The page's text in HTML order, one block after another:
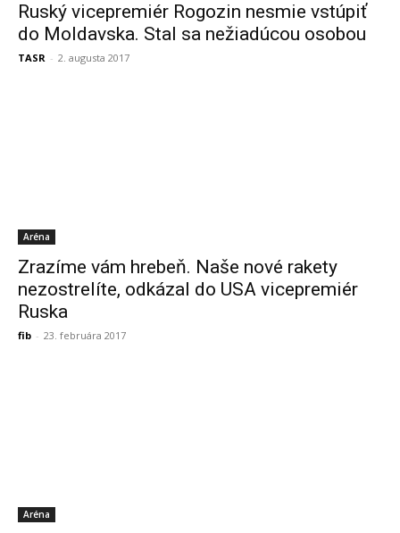
Ruský vicepremiér Rogozin nesmie vstúpiť
do Moldavska. Stal sa nežiadúcou osobou
TASR - 2. augusta 2017
Aréna
Zrazíme vám hrebeň. Naše nové rakety
nezostrelíte, odkázal do USA vicepremiér
Ruska
fib - 23. februára 2017
Aréna